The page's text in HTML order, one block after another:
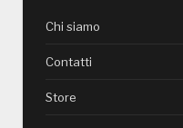
Chi siamo
Contatti
Store